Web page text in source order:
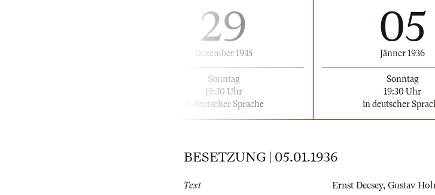
29
Dezember 1935
Sonntag
19:30 Uhr
in deutscher Sprache
05
Jänner 1936
Sonntag
19:30 Uhr
in deutscher
BESETZUNG | 05.01.1936
Text Ernst Decsey, Gustav